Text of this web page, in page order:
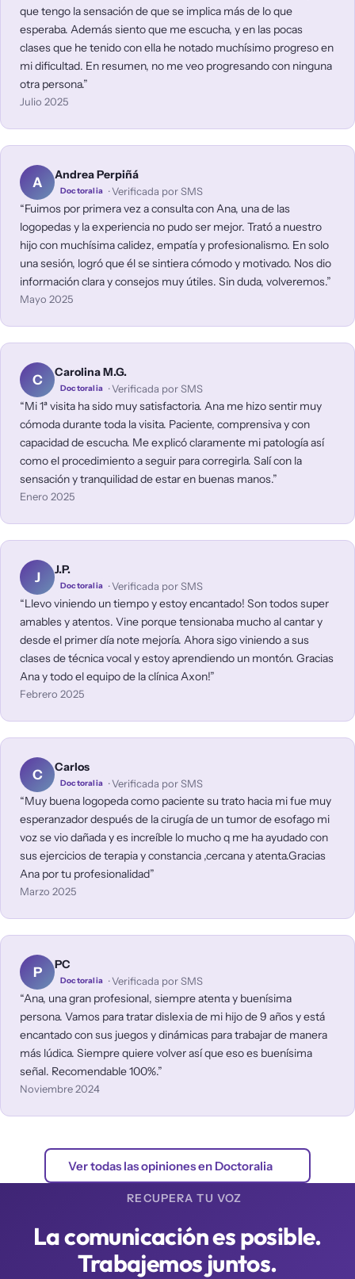
que tengo la sensación de que se implica más de lo que
esperaba. Además siento que me escucha, y en las pocas
clases que he tenido con ella he notado muchísimo progreso en
mi dificultad. En resumen, no me veo progresando con ninguna
otra persona.
Julio 2025
A Andrea Perpiñá
Doctoralia · Verificada por SMS
Fuimos por primera vez a consulta con Ana, una de las
logopedas y la experiencia no pudo ser mejor. Trató a nuestro
hijo con muchísima calidez, empatía y profesionalismo. En solo
una sesión, logró que él se sintiera cómodo y motivado. Nos dio
información clara y consejos muy útiles. Sin duda, volveremos.
Mayo 2025
C Carolina M.G.
Doctoralia · Verificada por SMS
Mi 1ª visita ha sido muy satisfactoria. Ana me hizo sentir muy
cómoda durante toda la visita. Paciente, comprensiva y con
capacidad de escucha. Me explicó claramente mi patología así
como el procedimiento a seguir para corregirla. Salí con la
sensación y tranquilidad de estar en buenas manos.
Enero 2025
J J.P.
Doctoralia · Verificada por SMS
Llevo viniendo un tiempo y estoy encantado! Son todos super
amables y atentos. Vine porque tensionaba mucho al cantar y
desde el primer día note mejoría. Ahora sigo viniendo a sus
clases de técnica vocal y estoy aprendiendo un montón. Gracias
Ana y todo el equipo de la clínica Axon!
Febrero 2025
C Carlos
Doctoralia · Verificada por SMS
Muy buena logopeda como paciente su trato hacia mi fue muy
esperanzador después de la cirugía de un tumor de esofago mi
voz se vio dañada y es increíble lo mucho q me ha ayudado con
sus ejercicios de terapia y constancia ,cercana y atenta.Gracias
Ana por tu profesionalidad
Marzo 2025
P PC
Doctoralia · Verificada por SMS
Ana, una gran profesional, siempre atenta y buenísima
persona. Vamos para tratar dislexia de mi hijo de 9 años y está
encantado con sus juegos y dinámicas para trabajar de manera
más lúdica. Siempre quiere volver así que eso es buenísima
señal. Recomendable 100%.
Noviembre 2024
Ver todas las opiniones en Doctoralia
RECUPERA TU VOZ
La comunicación es posible.
Trabajemos juntos.